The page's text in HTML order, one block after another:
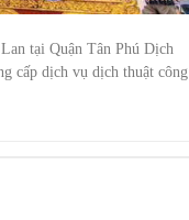
tại Quận Tân Phú Dịch
cấp dịch vụ dịch thuật công